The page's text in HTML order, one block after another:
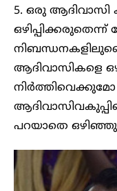
5. ഒരു
ഒഴിപ്പിക്കരുതെന്ന്
ആദിവാസികളെ
പറയാതെ